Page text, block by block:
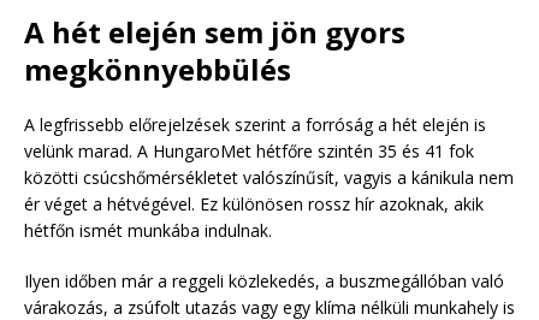
A hét elején sem jön gyors
megkönnyebbülés
A legfrissebb előrejelzések szerint a forróság a hét elején is
velünk marad. A HungaroMet hétfőre szintén 35 és 41 fok
közötti csúcshőmérsékletet valószínűsít, vagyis a kánikula nem
ér véget a hétvégével. Ez különösen rossz hír azoknak, akik
hétfőn ismét munkába indulnak.
Ilyen időben már a reggeli közlekedés, a buszmegállóban való
várakozás, a zsúfolt utazás vagy egy klíma nélküli munkahely is